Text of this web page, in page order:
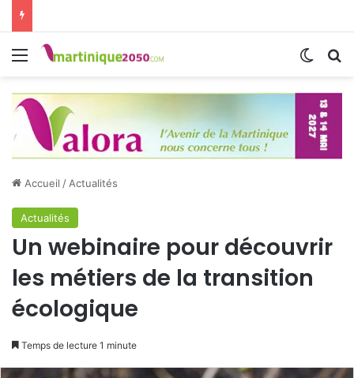
Menu
Accueil /Actualités
Actualités
Un webinaire pour découvrir
les métiers de la transition
écologique
Temps de lecture 1 minute